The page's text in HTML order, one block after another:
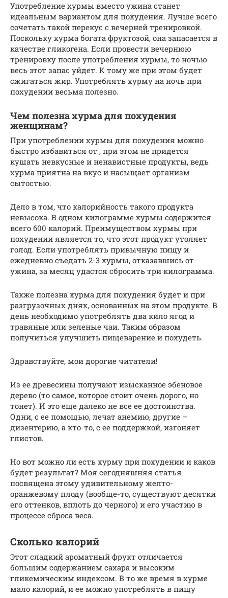
Употребление хурмы вместо ужина станет
идеальным вариантом для похудения. Лучше всего
сочетать такой перекус с вечерней тренировкой.
Поскольку хурма богата фруктозой, она запасается в
качестве гликогена. Если провести вечернюю
тренировку после употребления хурмы, то ночью
весь этот запас уйдет. К тому же при этом будет
сжигаться жир. Употреблять хурму на ночь при
похудении весьма полезно.
Чем полезна хурма для похудения
женщинам?
При употреблении хурмы для похудения можно
быстро избавиться от , при этом не придется
кушать невкусные и ненавистные продукты, ведь
хурма приятна на вкус и насыщает организм
сытостью.
Дело в том, что калорийность такого продукта
невысока. В одном килограмме хурмы содержится
всего 600 калорий. Преимуществом хурмы при
похудении является то, что этот продукт утоляет
голод. Если употреблять привычную пищу и
ежедневно съедать 2-3 хурмы, отказавшись от
ужина, за месяц удастся сбросить три килограмма.
Также полезна хурма для похудения будет и при
разгрузочных днях, основанных на этом продукте. В
день необходимо употреблять два кило ягод и
травяные или зеленые чаи. Таким образом
получиться улучшить пищеварение и похудеть.
Здравствуйте, мои дорогие читатели!
Из ее древесины получают изысканное эбеновое
дерево (то самое, которое стоит очень дорого, но
тонет). И это еще далеко не все ее достоинства.
Одни, с ее помощью, лечат анемию, другие –
дизентерию, а кто-то, с ее поддержкой, изгоняет
глистов.
Но вот можно ли есть хурму при похудении и каков
будет результат? Моя сегодняшняя статья
посвящена этому удивительному желто-
оранжевому плоду (вообще-то, существуют десятки
его оттенков, вплоть до черного) и его участию в
процессе сброса веса.
Сколько калорий
Этот сладкий ароматный фрукт отличается
большим содержанием сахара и высоким
гликемическим индексом. В то же время в хурме
мало калорий, и ее можно употреблять в пищу